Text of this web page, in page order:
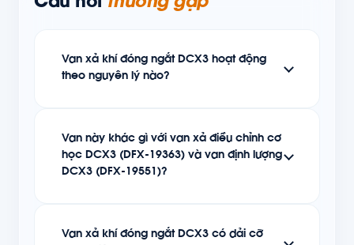
Van xả khí đóng ngắt DCX3 hoạt động
theo nguyên lý nào?
Van này khác gì với van xả điều chỉnh cơ
học DCX3 (DFX-19363) và van định lượng
DCX3 (DFX-19551)?
Van xả khí đóng ngắt DCX3 có dải cỡ